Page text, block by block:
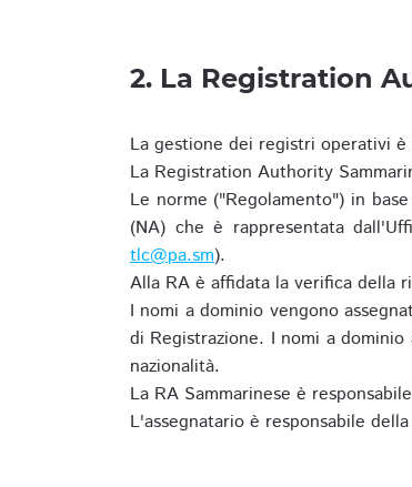
2. La Registration
La gestione dei registri operativi
La Registration Authority
Le norme ("Regolamento") in
(NA) che è rappresentata
tlc@pa.sm).
Alla RA è affidata la verifica della
I nomi a dominio vengono
di Registrazione. I nomi a
nazionalità.
La RA Sammarinese è
L'assegnatario è responsabile